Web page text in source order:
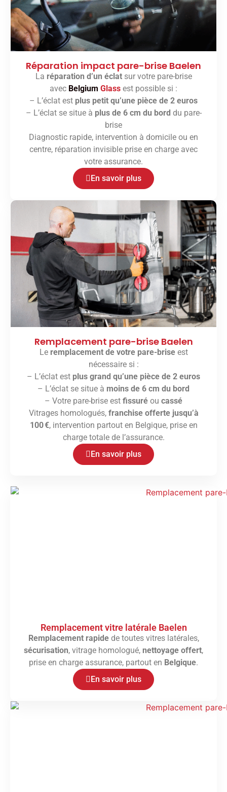
Réparation impact pare-brise Baelen
La réparation d’un éclatsur votre pare-brise
avec Belgium Glass est possible si :
– L’éclat est plus petit qu’une pièce de 2 euros
– L’éclat se situe à plus de 6 cm du bord du pare-
brise
Diagnostic rapide, intervention à domicile ou en
centre, réparation invisible prise en charge avec
votre assurance.
En savoir plus
Remplacement pare-brise Baelen
Le remplacement de votre pare-briseest
nécessaire si :
– L’éclat est plus grand qu’une pièce de 2 euros
– L’éclat se situe à moins de 6 cm du bord
– Votre pare-brise est fissuré ou cassé
Vitrages homologués, franchise offerte jusqu’à
100 €, intervention partout en Belgique, prise en
charge totale de l’assurance.
En savoir plus
Remplacement vitre latérale Baelen
Remplacement rapidede toutes vitres latérales,
sécurisation, vitrage homologué, nettoyage offert,
prise en charge assurance, partout en Belgique.
En savoir plus